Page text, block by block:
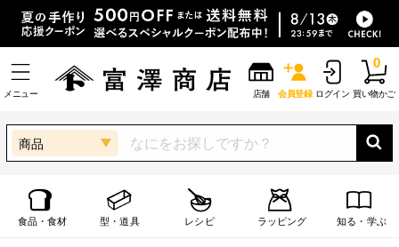
メニュー 店舗 会員登録 ログイン 買い物かご
0
商品
食品・食材 型・道具 レシピ ラッピング 知る・学ぶ